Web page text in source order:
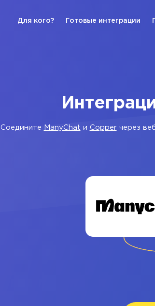
Для кого? Готовые интеграции
Соедините ManyChat и Copperчерез